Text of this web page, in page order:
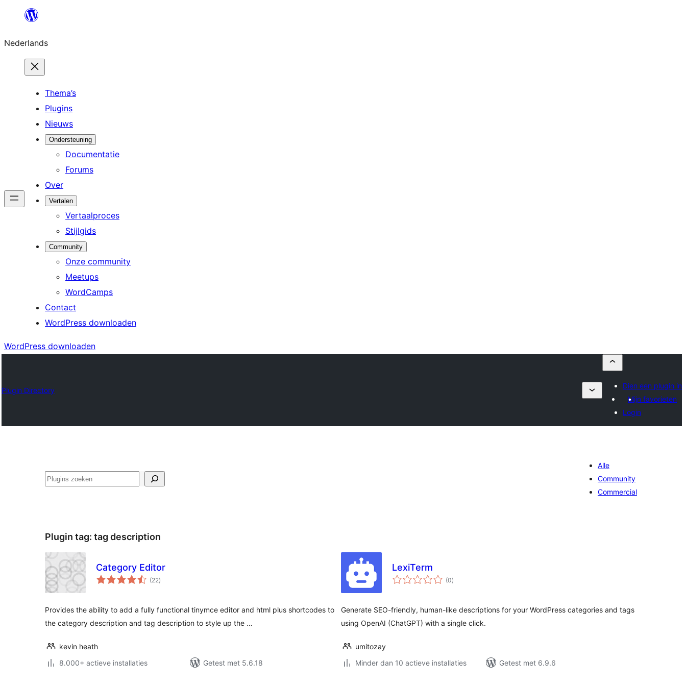
de
inhoud
Nederlands
Thema’s
Plugins
Nieuws
Ondersteuning
Documentatie
Forums
Over
Vertalen
Vertaalproces
Stijlgids
Community
Onze community
Meetups
WordCamps
Contact
WordPress downloaden
WordPress downloaden
Plugin Directory
Dien een plugin in
Mijn favorieten
Login
Zoeken
Alle
Community
Commercial
Plugin tag: tag description
Category Editor
(22totaal
waarderingen
)
Provides the ability to add a fully functional tinymce editor and html plus shortcodes to
the category description and tag description to style up the …
kevin heath
8.000+ actieve installaties
Getest met 5.6.18
LexiTerm
(0totaal
waarderingen
)
Generate SEO-friendly, human-like descriptions for your WordPress categories and tags
using OpenAI (ChatGPT) with a single click.
umitozay
Minder dan 10 actieve installaties
Getest met 6.9.6